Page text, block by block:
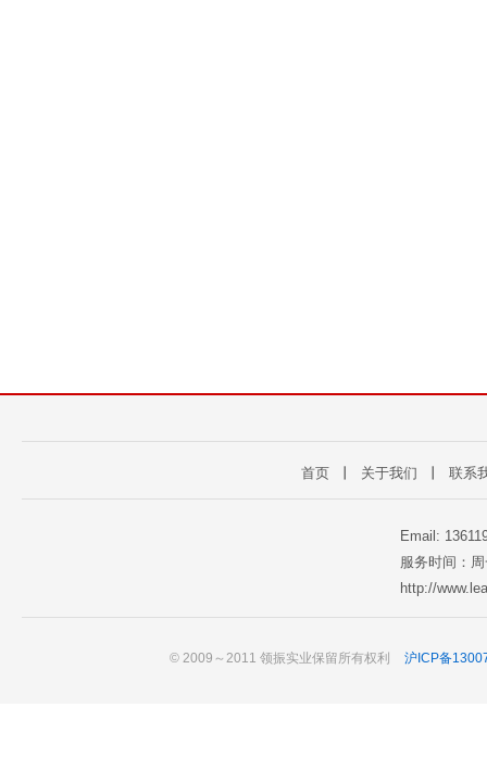
首页 关于我们 联系
Email:
服务时间：
http://
© 2009～2011 领振实业保留所有权利 沪ICP备